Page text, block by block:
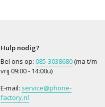
Hulp nodig?
Bel ons op: 085-3038680(ma t/m
vrij 09:00 - 14:00u)
E-mail: service@phone-
factory.nl